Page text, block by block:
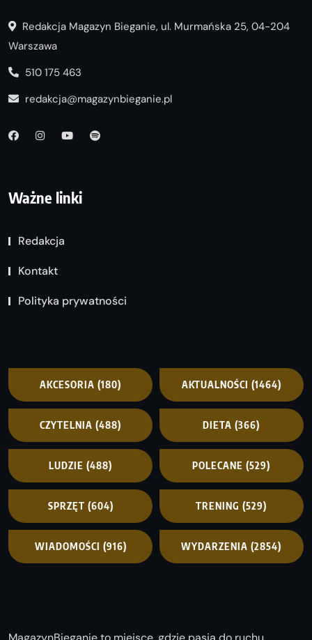
Redakcja Magazyn Bieganie, ul. Murmańska 25, 04-204
Warszawa
510 175 463
redakcja@magazynbieganie.pl
Ważne linki
Redakcja
Kontakt
Polityka prywatności
AKCESORIA (180) AKTUALNOŚCI (1464)
CZYTELNIA (488) DIETA (366)
LUDZIE (488) POLECANE (529)
SPRZĘT (604) TRENING (529)
WIADOMOŚCI (916) WYDARZENIA (2854)